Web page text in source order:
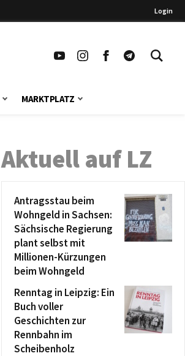
Login
MARKTPLATZ
Aktuell auf LZ
Antragsstau beim
Wohngeld in Sachsen:
Sächsische Regierung
plant selbst mit
Millionen-Kürzungen
beim Wohngeld
Renntag in Leipzig: Ein
Buch voller
Geschichten zur
Rennbahn im
Scheibenholz